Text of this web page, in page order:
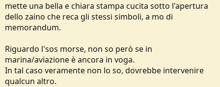
mette una bella e chiara stampa cucita sotto l'apertura
dello zaino che reca gli stessi simboli, a mo di
memorandum.
Riguardo l'sos morse, non so però se in
marina/aviazione è ancora in voga.
In tal caso veramente non lo so, dovrebbe intervenire
qualcun altro.